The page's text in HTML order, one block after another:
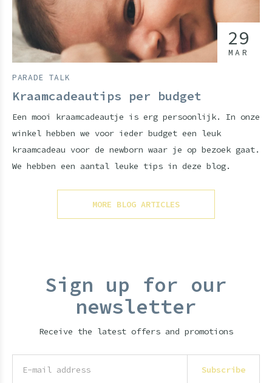
29
MAR
PARADE TALK
Kraamcadeautips per budget
Een mooi kraamcadeautje is erg persoonlijk. In onze
winkel hebben we voor ieder budget een leuk
kraamcadeau voor de newborn waar je op bezoek gaat.
We hebben een aantal leuke tips in deze blog.
MORE BLOG ARTICLES
Sign up for our
newsletter
Receive the latest offers and promotions
Subscribe